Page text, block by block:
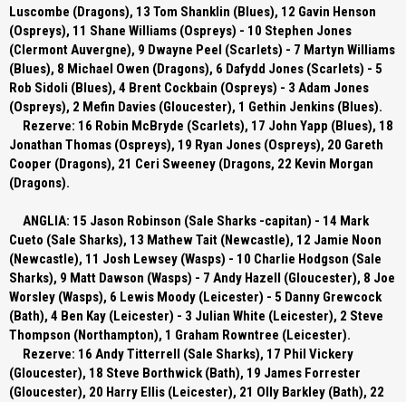
Luscombe (Dragons), 13 Tom Shanklin (Blues), 12 Gavin Henson
(Ospreys), 11 Shane Williams (Ospreys) - 10 Stephen Jones
(Clermont Auvergne), 9 Dwayne Peel (Scarlets) - 7 Martyn Williams
(Blues), 8 Michael Owen (Dragons), 6 Dafydd Jones (Scarlets) - 5
Rob Sidoli (Blues), 4 Brent Cockbain (Ospreys) - 3 Adam Jones
(Ospreys), 2 Mefin Davies (Gloucester), 1 Gethin Jenkins (Blues).
Rezerve: 16 Robin McBryde (Scarlets), 17 John Yapp (Blues), 18
Jonathan Thomas (Ospreys), 19 Ryan Jones (Ospreys), 20 Gareth
Cooper (Dragons), 21 Ceri Sweeney (Dragons, 22 Kevin Morgan
(Dragons).
ANGLIA: 15 Jason Robinson (Sale Sharks -capitan) - 14 Mark
Cueto (Sale Sharks), 13 Mathew Tait (Newcastle), 12 Jamie Noon
(Newcastle), 11 Josh Lewsey (Wasps) - 10 Charlie Hodgson (Sale
Sharks), 9 Matt Dawson (Wasps) - 7 Andy Hazell (Gloucester), 8 Joe
Worsley (Wasps), 6 Lewis Moody (Leicester) - 5 Danny Grewcock
(Bath), 4 Ben Kay (Leicester) - 3 Julian White (Leicester), 2 Steve
Thompson (Northampton), 1 Graham Rowntree (Leicester).
Rezerve: 16 Andy Titterrell (Sale Sharks), 17 Phil Vickery
(Gloucester), 18 Steve Borthwick (Bath), 19 James Forrester
(Gloucester), 20 Harry Ellis (Leicester), 21 Olly Barkley (Bath), 22